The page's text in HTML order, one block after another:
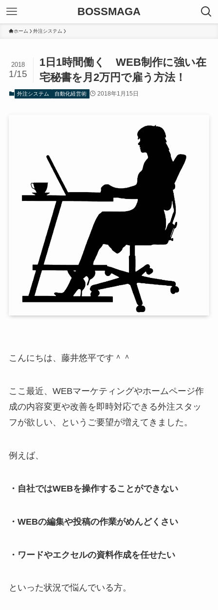
BOSSMAGA
ホーム 外注システム
1日1時間働く WEB制作に強い在
宅秘書を月2万円で雇う方法！
2018
1/15
外注システム 自動化経営術 2018年1月15日
こんにちは、藤井悠平です＾＾
ここ最近、WEBマーケティングやホームページ作
成の内容変更や改善を即時対応できる外注スタッ
フが欲しい、というご要望が増えてきました。
例えば、
・自社ではWEBを操作することができない
・WEBの編集や投稿の作業がめんどくさい
・ワードやエクセルの資料作成を任せたい
といった状況で悩んでいる方。